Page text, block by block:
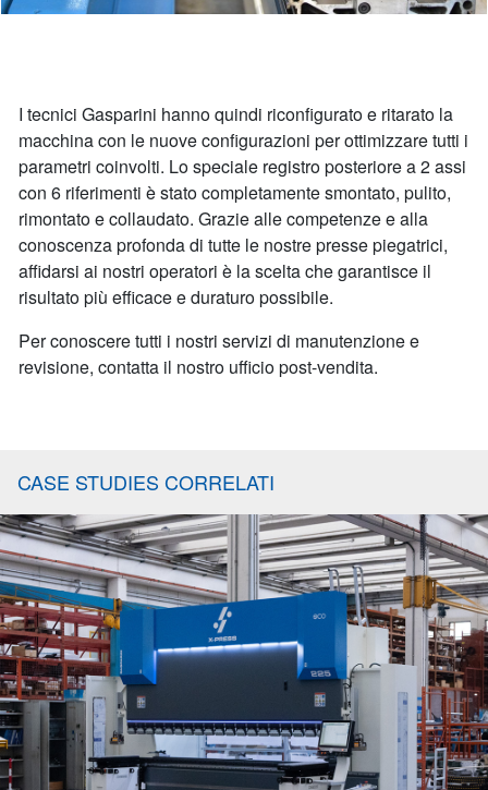
I tecnici Gasparini hanno quindi riconfigurato e ritarato la
macchina con le nuove configurazioni per ottimizzare tutti i
parametri coinvolti. Lo speciale registro posteriore a 2 assi
con 6 riferimenti è stato completamente smontato, pulito,
rimontato e collaudato. Grazie alle competenze e alla
conoscenza profonda di tutte le nostre presse piegatrici,
affidarsi ai nostri operatori è la scelta che garantisce il
risultato più efficace e duraturo possibile.
Per conoscere tutti i nostri servizi di manutenzione e
revisione, contatta il nostro ufficio post-vendita.
CASE STUDIES CORRELATI